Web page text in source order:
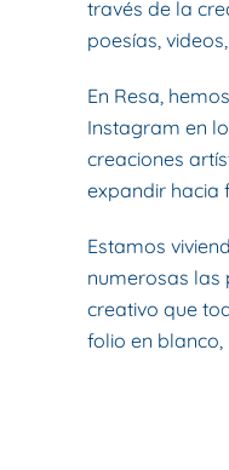
través de la
poesías,
En Resa,
Instagram en
creaciones
expandir hacia
Estamos
numerosas las
creativo que
folio en